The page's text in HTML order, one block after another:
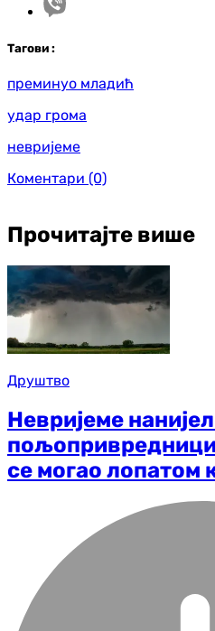
Тагови :
преминуо младић
удар грома
невријеме
Коментари (0)
Прочитајте више
Друштво
Невријеме
се могао лопатом